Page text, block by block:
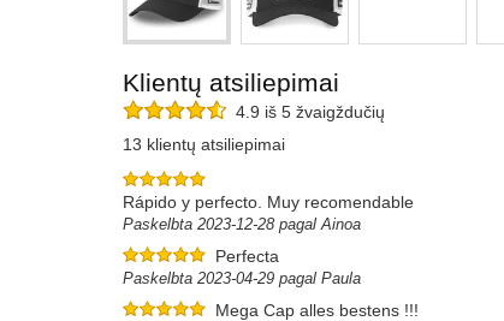
Klientų atsiliepimai
4.9 iš 5 žvaigždučių
13 klientų atsiliepimai
Rápido y perfecto. Muy recomendable
Paskelbta 2023-12-28 pagal Ainoa
Perfecta
Paskelbta 2023-04-29 pagal Paula
Mega Cap alles bestens !!!